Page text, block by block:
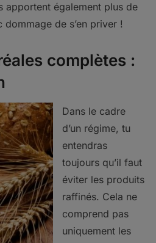
apportent également plus de
de s’en priver !
complètes :
Dans le cadre
d’un régime, tu
entendras
toujours qu’il faut
éviter les produits
raffinés. Cela ne
comprend pas
uniquement les